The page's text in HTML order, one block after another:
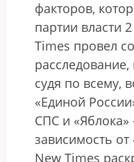
факторов,
партии власти
Times провел
расследование,
судя по всему,
«Единой
СПС и
зависимость
New Times